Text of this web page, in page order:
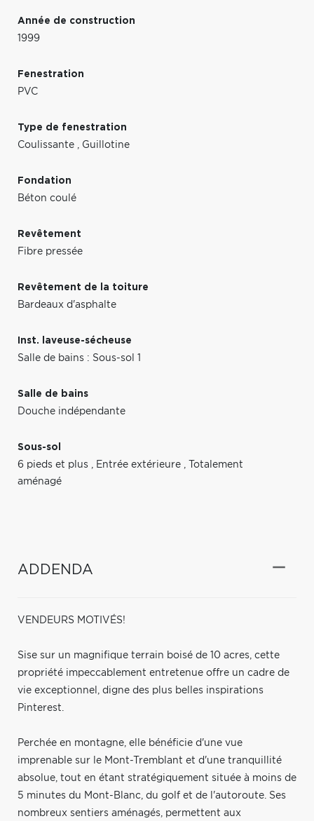
Année de construction
1999
Fenestration
PVC
Type de fenestration
Coulissante , Guillotine
Fondation
Béton coulé
Revêtement
Fibre pressée
Revêtement de la toiture
Bardeaux d'asphalte
Inst. laveuse-sécheuse
Salle de bains : Sous-sol 1
Salle de bains
Douche indépendante
Sous-sol
6 pieds et plus , Entrée extérieure ,
Totalement
aménagé
ADDENDA
VENDEURS MOTIVÉS!
Sise sur un magnifique terrain boisé de 10 acres, cette
propriété impeccablement entretenue offre un cadre de
vie exceptionnel, digne des plus belles inspirations
Pinterest.
Perchée en montagne, elle bénéficie d'une vue
imprenable sur le Mont-Tremblant et d'une tranquillité
absolue, tout en étant stratégiquement située à moins de
5 minutes du Mont-Blanc, du golf et de l'autoroute. Ses
nombreux sentiers aménagés, permettent aux